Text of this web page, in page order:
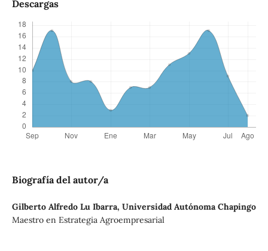
Descargas
Biografía del autor/a
Gilberto Alfredo Lu Ibarra, Universidad Autónoma Chapingo
Maestro en Estrategia Agroempresarial